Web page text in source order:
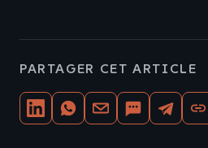
PARTAGER CET ARTICLE